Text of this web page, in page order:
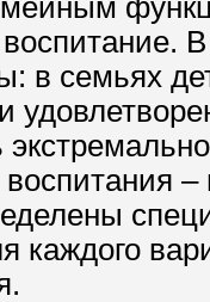
в семьях
каждого